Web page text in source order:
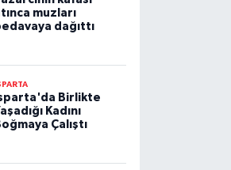
muzları
dağıttı
Birlikte
Kadını
Çalıştı